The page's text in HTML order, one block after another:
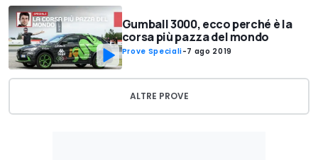
Gumball 3000, ecco perché è la
corsa più pazza del mondo
Prove Speciali-7 ago 2019
ALTRE PROVE